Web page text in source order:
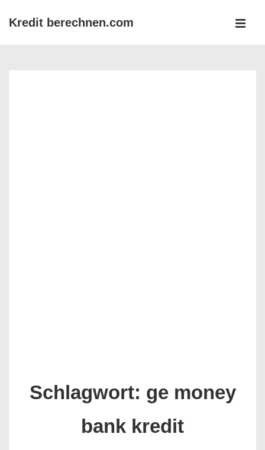
ZumKredit berechnen.com
Schlagwort: ge money
bank kredit